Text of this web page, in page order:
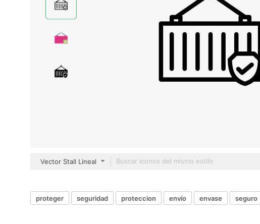
Vector Stall Lineal
proteger seguridad proteccion envío envase seguro